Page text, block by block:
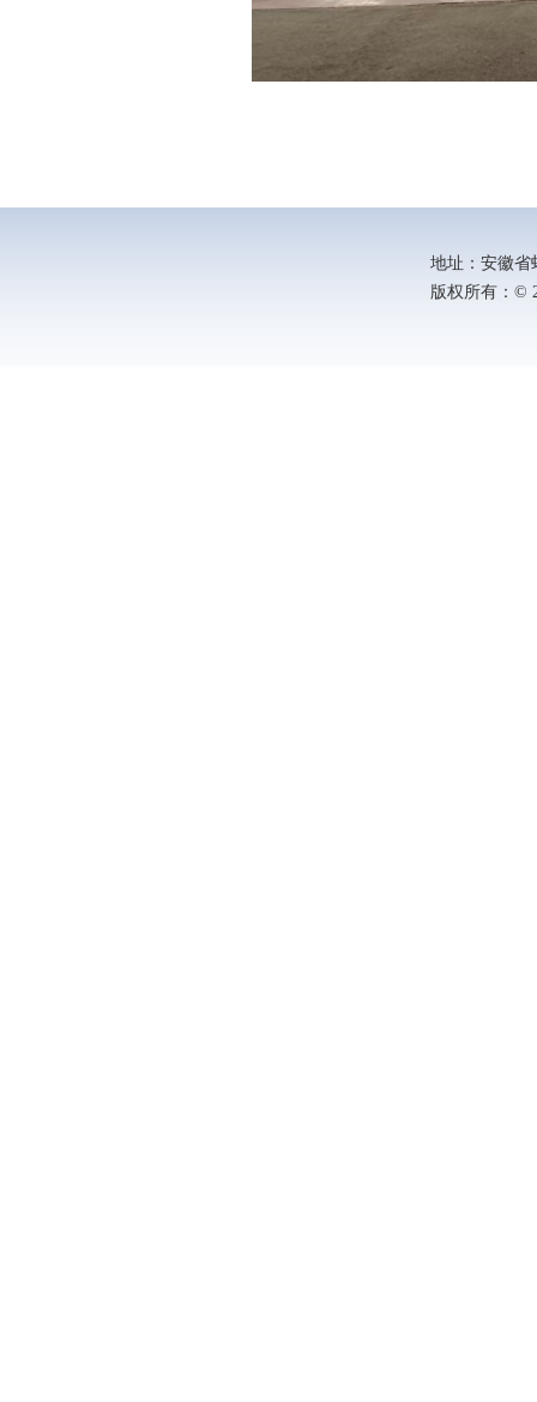
地址：安徽省
版权所有：©